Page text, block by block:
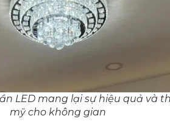
LED mang lại sự hiệu quả và
mỹ cho không gian